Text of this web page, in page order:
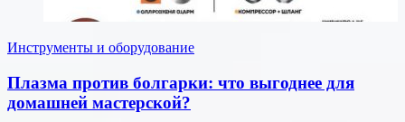
Инструменты и оборудование
Плазма против болгарки: что выгоднее для
домашней мастерской?